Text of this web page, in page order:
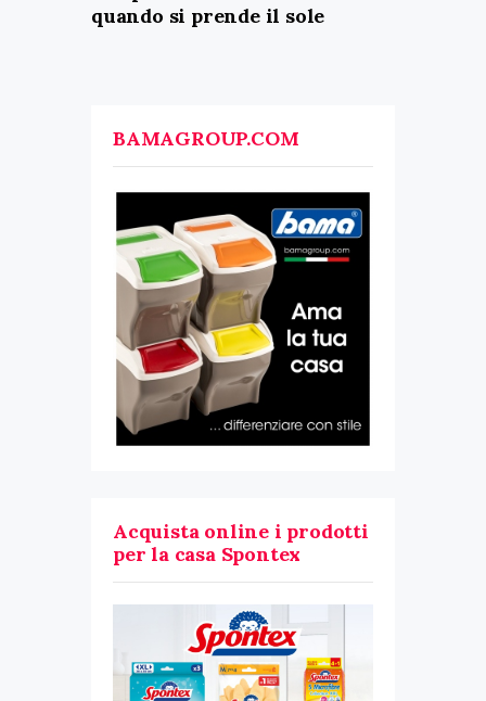
quando si prende il sole
BAMAGROUP.COM
Acquista online i prodotti
per la casa Spontex